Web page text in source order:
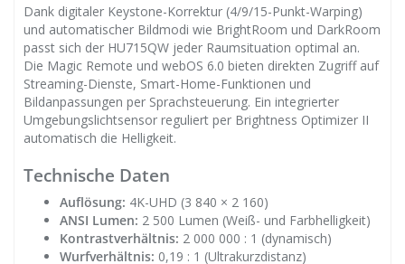
Dank digitaler Keystone-Korrektur (4/9/15-Punkt-Warping)
und automatischer Bildmodi wie BrightRoom und DarkRoom
passt sich der HU715QW jeder Raum­situation optimal an.
Die Magic Remote und webOS 6.0 bieten direkten Zugriff auf
Streaming-Dienste, Smart-Home-Funktionen und
Bildanpassungen per Sprachsteuerung. Ein integrierter
Umgebungslicht­sensor reguliert per Brightness Optimizer II
automatisch die Helligkeit.
Technische Daten
Auflösung: 4K-UHD (3 840 × 2 160)
ANSI Lumen: 2 500 Lumen (Weiß- und Farbhelligkeit)
Kontrastverhältnis: 2 000 000 : 1 (dynamisch)
Wurfverhältnis: 0,19 : 1 (Ultrakurzdistanz)